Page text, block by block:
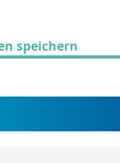
speichern